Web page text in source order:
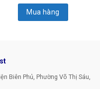
Mua hàng
Biên Phủ, Phường Võ Thị Sáu,